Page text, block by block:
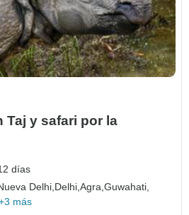
Taj y safari por la
días
Delhi, Delhi,Agra,Guwahati,
más